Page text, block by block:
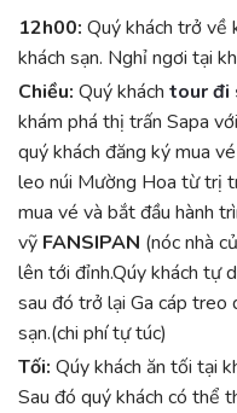
12h00: Quý khách trở về
khách sạn. Nghỉ ngơi tại
Chiều: Quý khách tour đi
khám phá thị trấn Sapa
quý khách đăng ký mua
leo núi Mường Hoa từ trị
mua vé và bắt đầu hành
vỹ FANSIPAN (nóc nhà
lên tới đỉnh.Qúy khách tự
sau đó trở lại Ga cáp treo
sạn.(chi phí tự túc)
Tối: Qúy khách ăn tối tại
Sau đó quý khách có thể